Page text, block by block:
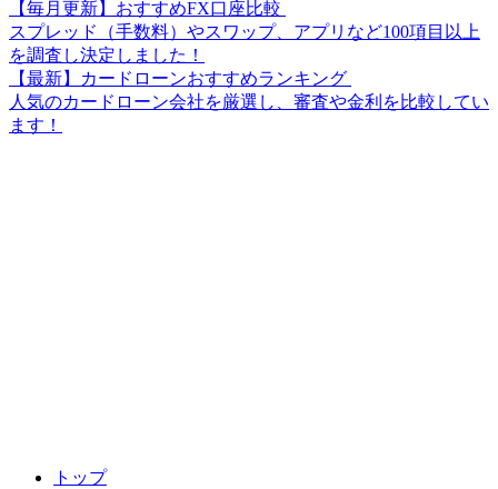
【毎月更新】おすすめFX口座比較
スプレッド（手数料）やスワップ、アプリなど100項目以上
を調査し決定しました！
【最新】カードローンおすすめランキング
人気のカードローン会社を厳選し、審査や金利を比較してい
ます！
トップ